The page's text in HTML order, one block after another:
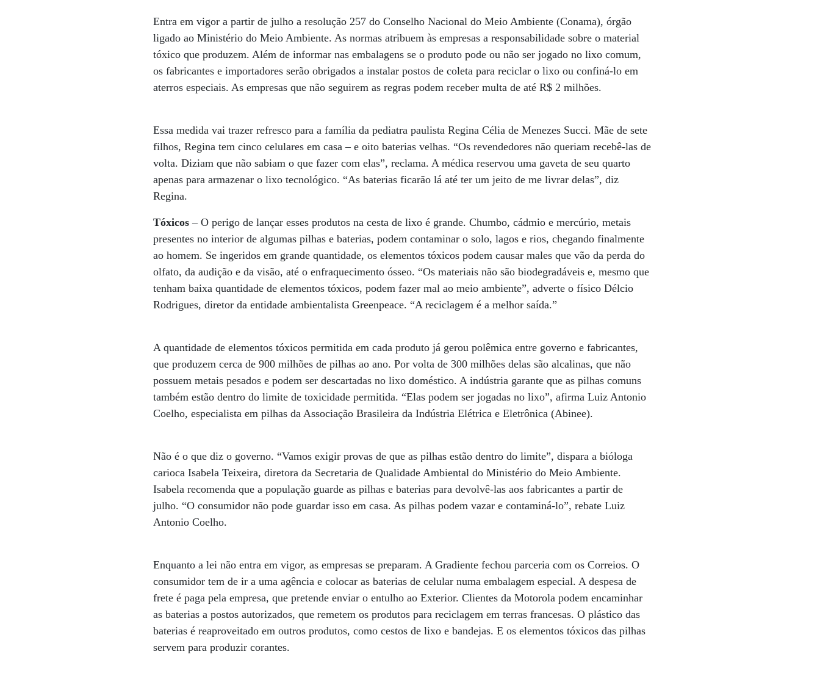
Entra em vigor a partir de julho a resolução 257 do Conselho Nacional do Meio Ambiente (Conama), órgão
ligado ao Ministério do Meio Ambiente. As normas atribuem às empresas a responsabilidade sobre o material
tóxico que produzem. Além de informar nas embalagens se o produto pode ou não ser jogado no lixo comum,
os fabricantes e importadores serão obrigados a instalar postos de coleta para reciclar o lixo ou confiná-lo em
aterros especiais. As empresas que não seguirem as regras podem receber multa de até R$ 2 milhões.
Essa medida vai trazer refresco para a família da pediatra paulista Regina Célia de Menezes Succi. Mãe de sete
filhos, Regina tem cinco celulares em casa – e oito baterias velhas. “Os revendedores não queriam recebê-las de
volta. Diziam que não sabiam o que fazer com elas”, reclama. A médica reservou uma gaveta de seu quarto
apenas para armazenar o lixo tecnológico. “As baterias ficarão lá até ter um jeito de me livrar delas”, diz
Regina.
Tóxicos – O perigo de lançar esses produtos na cesta de lixo é grande. Chumbo, cádmio e mercúrio, metais
presentes no interior de algumas pilhas e baterias, podem contaminar o solo, lagos e rios, chegando finalmente
ao homem. Se ingeridos em grande quantidade, os elementos tóxicos podem causar males que vão da perda do
olfato, da audição e da visão, até o enfraquecimento ósseo. “Os materiais não são biodegradáveis e, mesmo que
tenham baixa quantidade de elementos tóxicos, podem fazer mal ao meio ambiente”, adverte o físico Délcio
Rodrigues, diretor da entidade ambientalista Greenpeace. “A reciclagem é a melhor saída.”
A quantidade de elementos tóxicos permitida em cada produto já gerou polêmica entre governo e fabricantes,
que produzem cerca de 900 milhões de pilhas ao ano. Por volta de 300 milhões delas são alcalinas, que não
possuem metais pesados e podem ser descartadas no lixo doméstico. A indústria garante que as pilhas comuns
também estão dentro do limite de toxicidade permitida. “Elas podem ser jogadas no lixo”, afirma Luiz Antonio
Coelho, especialista em pilhas da Associação Brasileira da Indústria Elétrica e Eletrônica (Abinee).
Não é o que diz o governo. “Vamos exigir provas de que as pilhas estão dentro do limite”, dispara a bióloga
carioca Isabela Teixeira, diretora da Secretaria de Qualidade Ambiental do Ministério do Meio Ambiente.
Isabela recomenda que a população guarde as pilhas e baterias para devolvê-las aos fabricantes a partir de
julho. “O consumidor não pode guardar isso em casa. As pilhas podem vazar e contaminá-lo”, rebate Luiz
Antonio Coelho.
Enquanto a lei não entra em vigor, as empresas se preparam. A Gradiente fechou parceria com os Correios. O
consumidor tem de ir a uma agência e colocar as baterias de celular numa embalagem especial. A despesa de
frete é paga pela empresa, que pretende enviar o entulho ao Exterior. Clientes da Motorola podem encaminhar
as baterias a postos autorizados, que remetem os produtos para reciclagem em terras francesas. O plástico das
baterias é reaproveitado em outros produtos, como cestos de lixo e bandejas. E os elementos tóxicos das pilhas
servem para produzir corantes.